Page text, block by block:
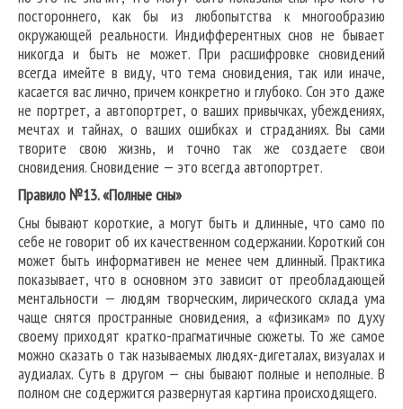
постороннего, как бы из любопытства к многообразию
окружающей реальности. Индифферентных снов не бывает
никогда и быть не может. При расшифровке сновидений
всегда имейте в виду, что тема сновидения, так или иначе,
касается вас лично, причем конкретно и глубоко. Сон это даже
не портрет, а автопортрет, о ваших привычках, убеждениях,
мечтах и тайнах, о ваших ошибках и страданиях. Вы сами
творите свою жизнь, и точно так же создаете свои
сновидения. Сновидение — это всегда автопортрет.
Правило №13. «Полные сны»
Сны бывают короткие, а могут быть и длинные, что само по
себе не говорит об их качественном содержании. Короткий сон
может быть информативен не менее чем длинный. Практика
показывает, что в основном это зависит от преобладающей
ментальности — людям творческим, лирического склада ума
чаще снятся пространные сновидения, а «физикам» по духу
своему приходят кратко-прагматичные сюжеты. То же самое
можно сказать о так называемых людях-дигеталах, визуалах и
аудиалах. Суть в другом — сны бывают полные и неполные. В
полном сне содержится развернутая картина происходящего.